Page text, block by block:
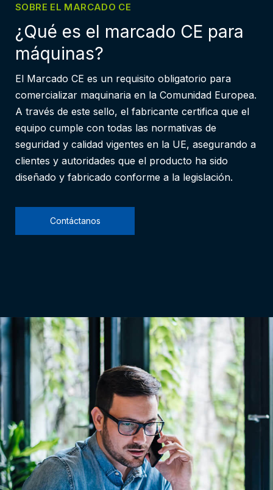
SOBRE EL MARCADO CE
¿Qué es el marcado CE para
máquinas?
El Marcado CE es un requisito obligatorio para
comercializar maquinaria en la Comunidad Europea.
A través de este sello, el fabricante certifica que el
equipo cumple con todas las normativas de
seguridad y calidad vigentes en la UE, asegurando a
clientes y autoridades que el producto ha sido
diseñado y fabricado conforme a la legislación.
Contáctanos